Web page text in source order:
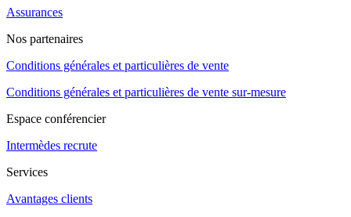
Assurances
Nos partenaires
Conditions générales et particulières de vente
Conditions générales et particulières de vente sur-mesure
Espace conférencier
Intermèdes recrute
Services
Avantages clients